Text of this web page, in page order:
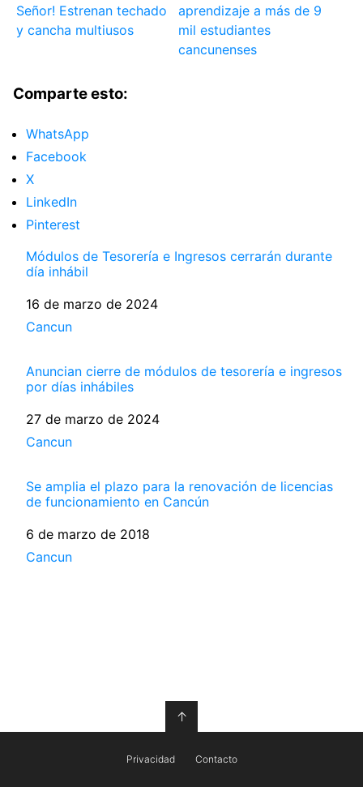
Señor! Estrenan techado
y cancha multiusos
aprendizaje a más de 9
mil estudiantes
cancunenses
Comparte esto:
WhatsApp
Facebook
X
LinkedIn
Pinterest
Módulos de Tesorería e Ingresos cerrarán durante
día inhábil
Fecha
16 de marzo de 2024
Respecto a
Cancun
Anuncian cierre de módulos de tesorería e ingresos
por días inhábiles
Fecha
27 de marzo de 2024
Respecto a
Cancun
Se amplia el plazo para la renovación de licencias
de funcionamiento en Cancún
Fecha
6 de marzo de 2018
Respecto a
Cancun
↑
Privacidad Contacto